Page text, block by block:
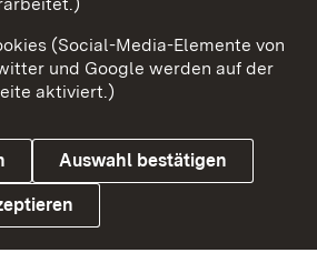
Barrierefreiheit
Cookies
(Social-Media-Elemente von
und Google werden auf der
aktiviert.)
Auswahl bestätigen